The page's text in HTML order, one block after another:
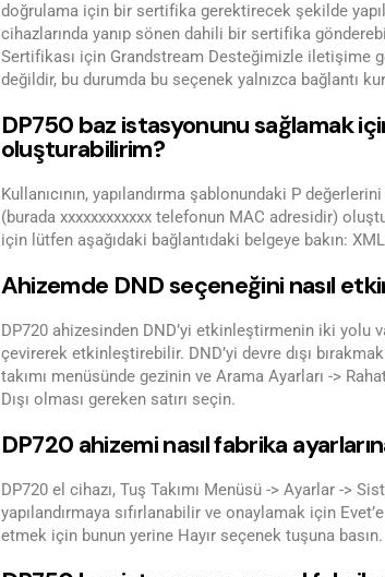
doğrulama için bir sertifika gerektirecek şekilde
cihazlarında yanıp sönen dahili bir sertifika
Sertifikası için Grandstream Desteğimizle iletişime
değildir, bu durumda bu seçenek yalnızca bağlantı
DP750 baz istasyonunu sağlamak
oluşturabilirim?
Kullanıcının, yapılandırma şablonundaki P
(burada xxxxxxxxxxxx telefonun MAC adresidir)
için lütfen aşağıdaki bağlantıdaki belgeye bakın: XML
Ahizemde DND seçeneğini nasıl
DP720 ahizesinden DND’yi etkinleştirmenin iki yolu
çevirerek etkinleştirebilir. DND’yi devre dışı
takımı menüsünde gezinin ve Arama Ayarları ->
Dışı olması gereken satırı seçin.
DP720 ahizemi nasıl fabrika
DP720 el cihazı, Tuş Takımı Menüsü -> Ayarlar ->
yapılandırmaya sıfırlanabilir ve onaylamak için
etmek için bunun yerine Hayır seçenek tuşuna basın.